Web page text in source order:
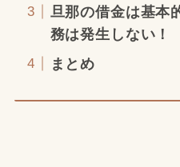
旦那の借金は基本
務は発生しない！
まとめ